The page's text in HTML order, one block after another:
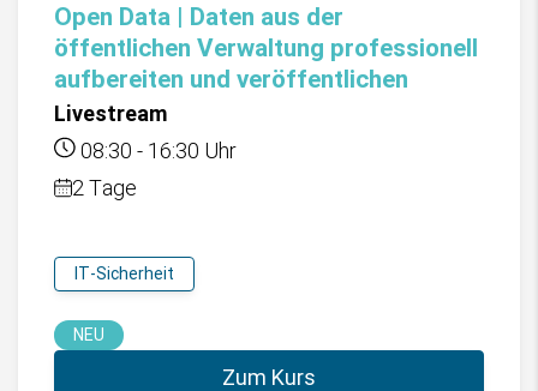
Open Data | Daten aus der
öffentlichen Verwaltung professionell
aufbereiten und veröffentlichen
Livestream
08:30 - 16:30 Uhr
2 Tage
IT-Sicherheit
NEU
Zum Kurs